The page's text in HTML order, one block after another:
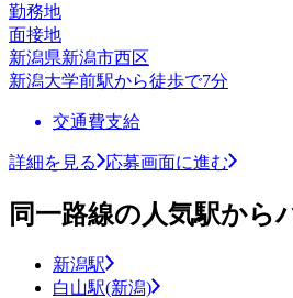
勤務地
面接地
新潟県新潟市西区
新潟大学前駅から徒歩で7分
交通費支給
詳細を見る 応募画面に進む
同一路線の人気駅から
新潟駅
白山駅(新潟)